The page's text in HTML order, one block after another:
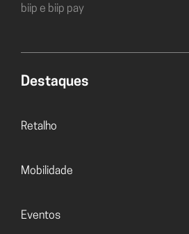
biip e biip pay
Destaques
Retalho
Mobilidade
Eventos